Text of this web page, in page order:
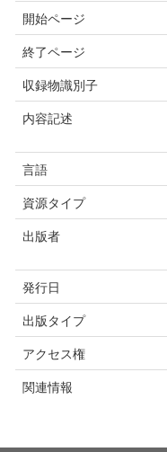
開始ページ
終了ページ
収録物識別子
内容記述
言語
資源タイプ
出版者
発行日
出版タイプ
アクセス権
関連情報